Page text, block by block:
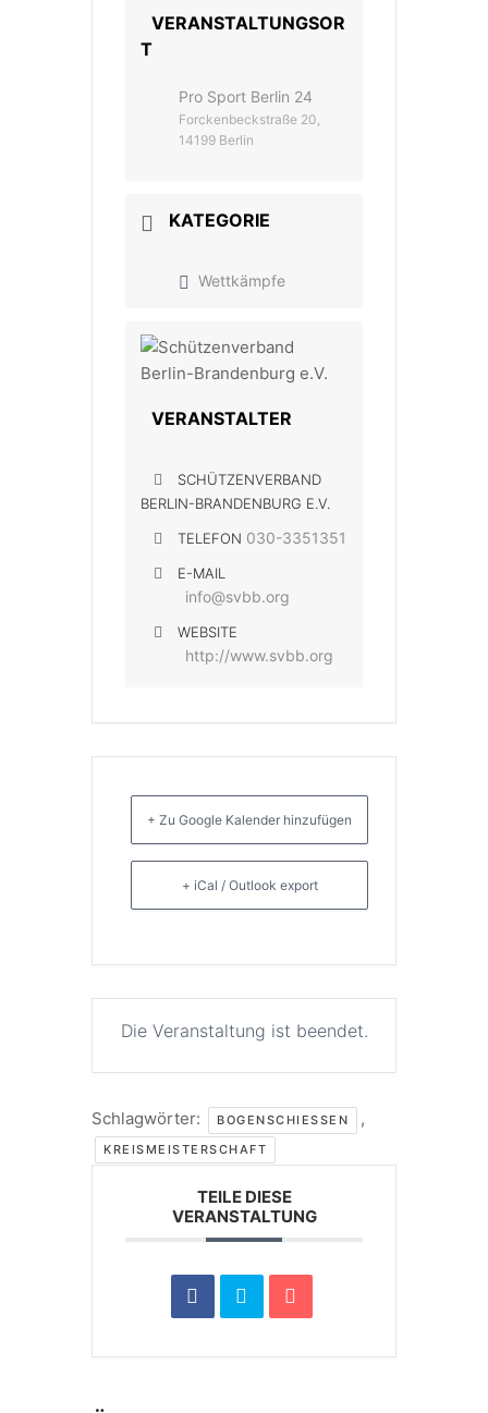
VERANSTALTUNGSOR
T
Pro Sport Berlin 24
Forckenbeckstraße 20,
14199 Berlin
KATEGORIE
Wettkämpfe
VERANSTALTER
SCHÜTZENVERBAND
BERLIN-BRANDENBURG E.V.
TELEFON 030-3351351
E-MAIL
info@svbb.org
WEBSITE
http://www.svbb.org
+ Zu Google Kalender hinzufügen
+ iCal / Outlook export
Die Veranstaltung ist beendet.
Schlagwörter: BOGENSCHIESSEN ,
KREISMEISTERSCHAFT
TEILE DIESE
VERANSTALTUNG